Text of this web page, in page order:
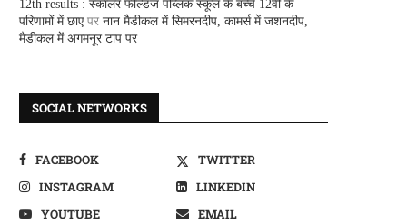
12th results : स्कालर फील्डज पब्लिक स्कूल के बच्चे 12वीं के
परिणामों में छाएपर नान मैडीकल में सिमरनदीप, कामर्स में जशनदीप,
मैडीकल में अगमनूर टाप पर
SOCIAL NETWORKS
FACEBOOK
TWITTER
INSTAGRAM
LINKEDIN
YOUTUBE
EMAIL